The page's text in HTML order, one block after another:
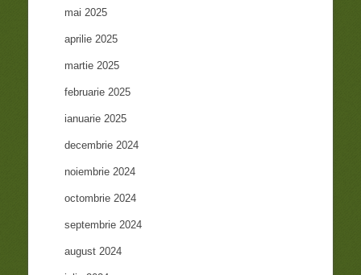
mai 2025
aprilie 2025
martie 2025
februarie 2025
ianuarie 2025
decembrie 2024
noiembrie 2024
octombrie 2024
septembrie 2024
august 2024